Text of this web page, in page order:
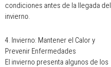
condiciones antes de la llegada del
invierno.
4. Invierno: Mantener el Calor y
Prevenir Enfermedades
El invierno presenta algunos de los